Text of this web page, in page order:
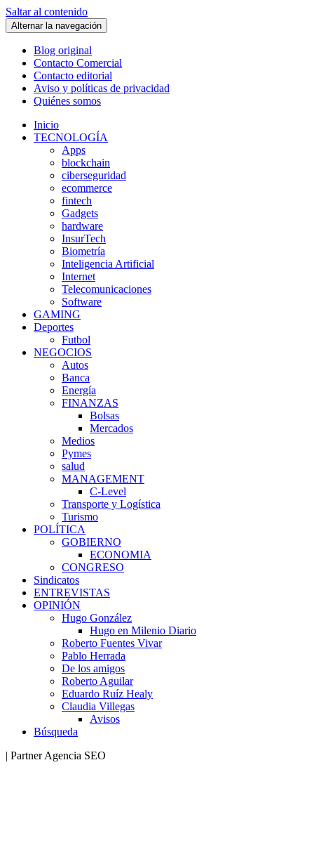
Saltar al contenido
Alternar la navegación
Blog original
Contacto Comercial
Contacto editorial
Aviso y políticas de privacidad
Quiénes somos
Inicio
TECNOLOGÍA
Apps
blockchain
ciberseguridad
ecommerce
fintech
Gadgets
hardware
InsurTech
Biometría
Inteligencia Artificial
Internet
Telecomunicaciones
Software
GAMING
Deportes
Futbol
NEGOCIOS
Autos
Banca
Energía
FINANZAS
Bolsas
Mercados
Medios
Pymes
salud
MANAGEMENT
C-Level
Transporte y Logística
Turismo
POLÍTICA
GOBIERNO
ECONOMIA
CONGRESO
Sindicatos
ENTREVISTAS
OPINIÓN
Hugo González
Hugo en Milenio Diario
Roberto Fuentes Vivar
Pablo Herrada
De los amigos
Roberto Aguilar
Eduardo Ruíz Healy
Claudia Villegas
Avisos
Búsqueda
| Partner Agencia SEO